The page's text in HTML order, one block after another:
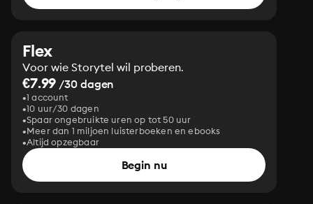
Flex
Voor wie Storytel wil proberen.
€7.99 /30 dagen
1 account
10 uur/30 dagen
Spaar ongebruikte uren op tot 50 uur
Meer dan 1 miljoen luisterboeken en ebooks
Altijd opzegbaar
Begin nu